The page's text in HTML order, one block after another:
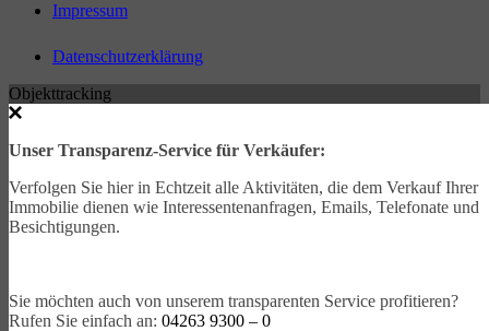
Impressum
Datenschutzerklärung
Objekttracking
Unser Transparenz-Service für Verkäufer:
Verfolgen Sie hier in Echtzeit alle Aktivitäten, die dem Verkauf Ihrer
Immobilie dienen wie Interessentenanfragen, Emails, Telefonate und
Besichtigungen.
Sie möchten auch von unserem transparenten Service profitieren?
Rufen Sie einfach an: 04263 9300 – 0